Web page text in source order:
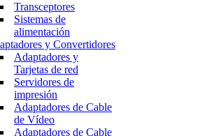
Transceptores
Sistemas de
alimentación
y Convertidores
Adaptadores y
Tarjetas de red
Servidores de
impresión
Adaptadores de Cable
de Vídeo
Adaptadores de Cable